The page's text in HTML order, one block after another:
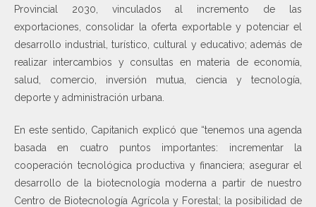
Provincial 2030, vinculados al incremento de las
exportaciones, consolidar la oferta exportable y potenciar el
desarrollo industrial, turístico, cultural y educativo; además de
realizar intercambios y consultas en materia de economía,
salud, comercio, inversión mutua, ciencia y tecnología,
deporte y administración urbana.
En este sentido, Capitanich explicó que “tenemos una agenda
basada en cuatro puntos importantes: incrementar la
cooperación tecnológica productiva y financiera; asegurar el
desarrollo de la biotecnología moderna a partir de nuestro
Centro de Biotecnología Agrícola y Forestal; la posibilidad de